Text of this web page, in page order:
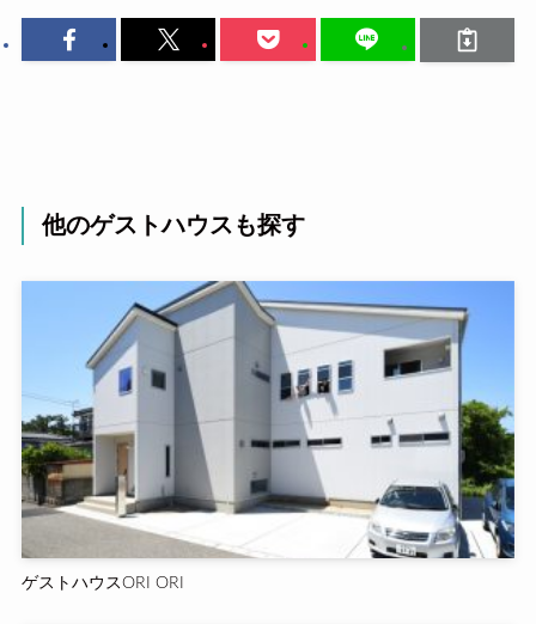
他のゲストハウスも探す
ゲストハウスORI ORI